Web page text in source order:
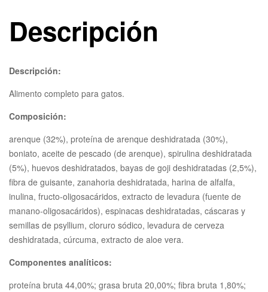
Descripción
Descripción:
Alimento completo para gatos.
Composición:
arenque (32%), proteína de arenque deshidratada (30%),
boniato, aceite de pescado (de arenque), spirulina deshidratada
(5%), huevos deshidratados, bayas de goji deshidratadas (2,5%),
fibra de guisante, zanahoria deshidratada, harina de alfalfa,
inulina, fructo-oligosacáridos, extracto de levadura (fuente de
manano-oligosacáridos), espinacas deshidratadas, cáscaras y
semillas de psyllium, cloruro sódico, levadura de cerveza
deshidratada, cúrcuma, extracto de aloe vera.
Componentes analíticos:
proteína bruta 44,00%; grasa bruta 20,00%; fibra bruta 1,80%;